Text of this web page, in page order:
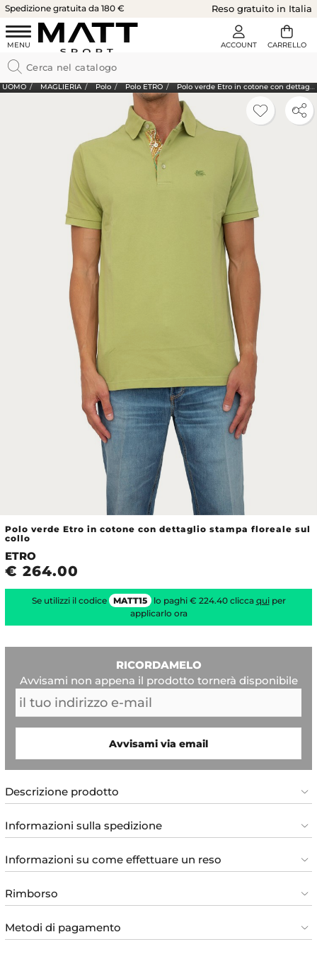
Spedizione gratuita da 180 € Reso gratuito in Italia
UOMO MAGLIERIA Polo Polo ETRO Polo verde Etro in cotone con dettaglio stampa floreale sul collo
Polo verde Etro in cotone con dettaglio stampa floreale sul
collo
ETRO
€ 264.00
Se utilizzi il codice MATT15 lo paghi € 224.40 clicca quiper
applicarlo ora
RICORDAMELO
Avvisami non appena il prodotto tornerà disponibile
Avvisami via email
Descrizione prodotto
Informazioni sulla spedizione
Informazioni su come effettuare un reso
Rimborso
Metodi di pagamento